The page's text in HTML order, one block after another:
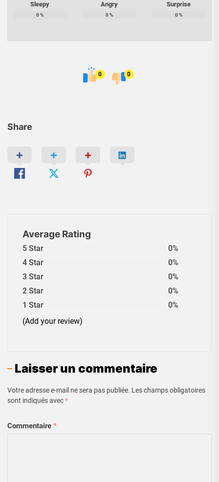
Share
Sleepy
0%
Angry
0%
Surprise
0%
0 0
Average Rating
5 Star
0%
4 Star
0%
3 Star
0%
2 Star
0%
1 Star
0%
(Add your review)
Laisser un commentaire
Votre adresse e-mail ne sera pas publiée. Les champs obligatoires
sont indiqués avec*
Commentaire *